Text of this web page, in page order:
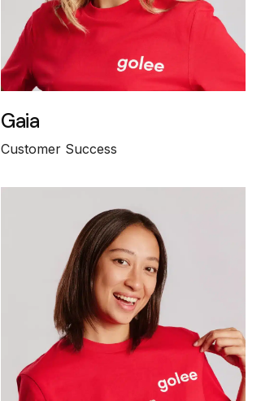
Gaia
Customer Success